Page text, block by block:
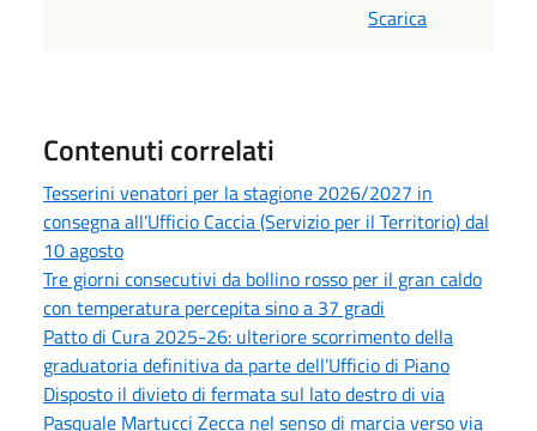
Scarica
Contenuti correlati
Tesserini venatori per la stagione 2026/2027 in
consegna all’Ufficio Caccia (Servizio per il Territorio) dal
10 agosto
Tre giorni consecutivi da bollino rosso per il gran caldo
con temperatura percepita sino a 37 gradi
Patto di Cura 2025-26: ulteriore scorrimento della
graduatoria definitiva da parte dell’Ufficio di Piano
Disposto il divieto di fermata sul lato destro di via
Pasquale Martucci Zecca nel senso di marcia verso via